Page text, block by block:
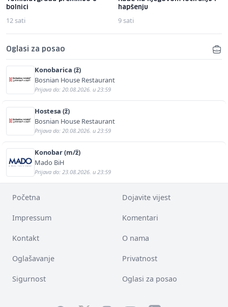
bolnici
12 sati
hapšenju
9 sati
Oglasi za posao
Konobarica (ž)
Bosnian House Restaurant
Prijava do: 20.08.2026. u 23:59
Hostesa (ž)
Bosnian House Restaurant
Prijava do: 20.08.2026. u 23:59
Konobar (m/ž)
Mado BiH
Prijava do: 23.08.2026. u 23:59
Početna Dojavite vijest
Impressum Komentari
Kontakt O nama
Oglašavanje Privatnost
Sigurnost Oglasi za posao